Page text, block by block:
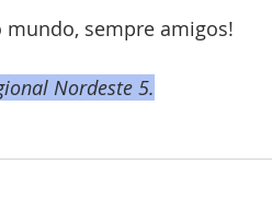
mundo, sempre amigos!
Nordeste 5.